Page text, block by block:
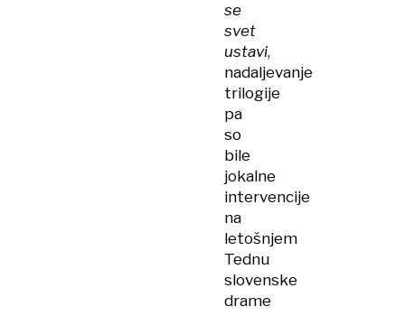
se
svet
ustavi,
nadaljevanje
trilogije
pa
so
bile
jokalne
intervencije
na
letošnjem
Tednu
slovenske
drame